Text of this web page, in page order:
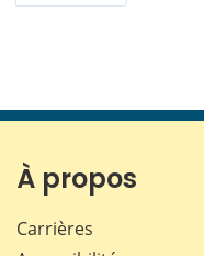
À propos
Carrières